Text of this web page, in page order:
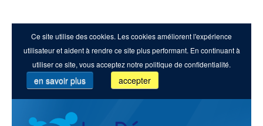
Ce site utilise des cookies. Les cookies améliorent l'expérience
utilisateur et aident à rendre ce site plus performant. En continuant à
utiliser ce site, vous acceptez notre politique de confidentialité.
en savoir plus accepter